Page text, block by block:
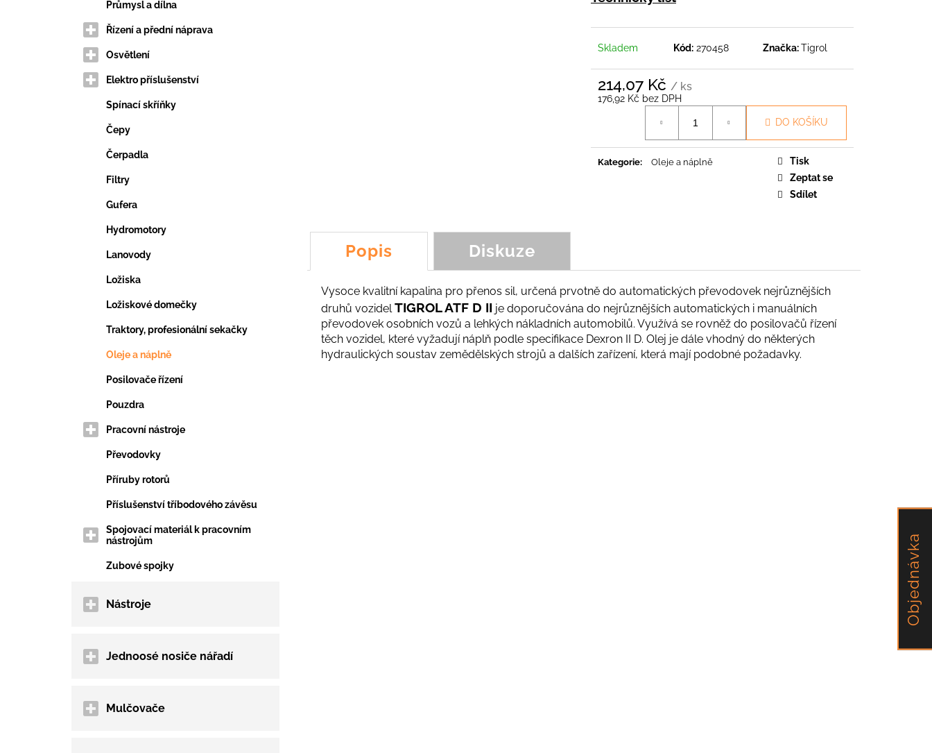
Průmysl a dílna
Řízení a přední náprava
Osvětlení
Elektro příslušenství
Spínací skříňky
Čepy
Čerpadla
Filtry
Gufera
Hydromotory
Lanovody
Ložiska
Ložiskové domečky
Traktory, profesionální sekačky
Oleje a náplně
Posilovače řízení
Pouzdra
Pracovní nástroje
Převodovky
Příruby rotorů
Příslušenství tříbodového závěsu
Spojovací materiál k pracovním
nástrojům
Zubové spojky
Nástroje
Jednoosé nosiče nářadí
Mulčovače
Skladem Kód: 270458 Značka:Tigrol
214,07 Kč / ks
176,92 Kč bez DPH
DO KOŠÍKU
Kategorie: Oleje a náplně
Tisk
Zeptat se
Sdílet
Popis Diskuze
Vysoce kvalitní kapalina pro přenos sil, určená prvotně do automatických převodovek nejrůznějších
druhů vozidel TIGROL ATF D II je doporučována do nejrůznějších automatických i manuálních
převodovek osobních vozů a lehkých nákladních automobilů. Využívá se rovněž do posilovačů řízení
těch vozidel, které vyžadují náplň podle specifikace Dexron II D. Olej je dále vhodný do některých
hydraulických soustav zemědělských strojů a dalších zařízení, která mají podobné požadavky.
VERTIKUTAČNÍ NŮŽ
203,69 Kč
NŮŽ Y LM3, YOYO
Objednávka